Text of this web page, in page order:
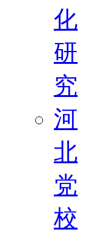
化
研
究
河
北
党
校